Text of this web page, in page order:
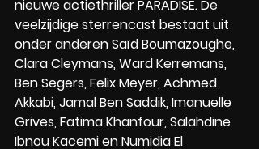
nieuwe actiethriller PARADISE. De
veelzijdige sterrencast bestaat uit
onder anderen Saïd Boumazoughe,
Clara Cleymans, Ward Kerremans,
Ben Segers, Felix Meyer, Achmed
Akkabi, Jamal Ben Saddik, Imanuelle
Grives, Fatima Khanfour, Salahdine
Ibnou Kacemi en Numidia El